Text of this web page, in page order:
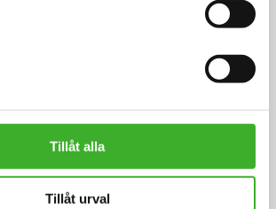
Tillåt alla
Tillåt urval
Ekonomichef